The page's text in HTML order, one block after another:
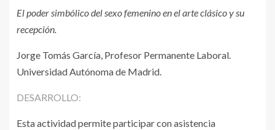
El poder simbólico del sexo femenino en el arte clásico y su
recepción.
Jorge Tomás García, Profesor Permanente Laboral.
Universidad Autónoma de Madrid.
DESARROLLO:
Esta actividad permite participar con asistencia